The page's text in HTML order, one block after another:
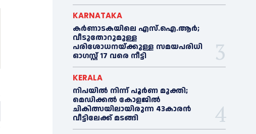
KARNATAKA
കർണാടകയിലെ എസ്.ഐ.ആർ;
വീടുതോറുമുള്ള
പരിശോധനയ്ക്കുള്ള സമയപരിധി
ഓഗസ്റ്റ് 17 വരെ നീട്ടി
KERALA
നിപയില്‍ നിന്ന് പൂര്‍ണ മുക്തി;
മെഡിക്കല്‍ കോളജില്‍
ചികിത്സയിലായിരുന്ന 43കാരന്‍
വീട്ടിലേക്ക് മടങ്ങി